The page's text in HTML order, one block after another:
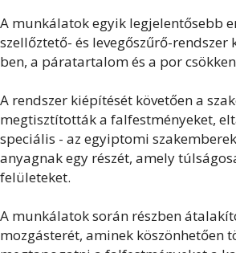
A munkálatok egyik legjelentősebb
szellőztető- és levegőszűrő-rendszer
ben, a páratartalom és a por
A rendszer kiépítését követően a
megtisztították a falfestményeket,
speciális - az egyiptomi
anyagnak egy részét, amely
felületeket.
A munkálatok során részben
mozgásterét, aminek köszönhetően